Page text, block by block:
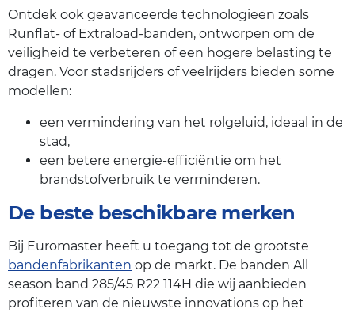
Ontdek ook geavanceerde technologieën zoals
Runflat- of Extraload-banden, ontworpen om de
veiligheid te verbeteren of een hogere belasting te
dragen. Voor stadsrijders of veelrijders bieden some
modellen:
een vermindering van het rolgeluid, ideaal in de
stad,
een betere energie-efficiëntie om het
brandstofverbruik te verminderen.
De beste beschikbare merken
Bij Euromaster heeft u toegang tot de grootste
bandenfabrikanten op de markt. De banden All
season band 285/45 R22 114H die wij aanbieden
profiteren van de nieuwste innovations op het